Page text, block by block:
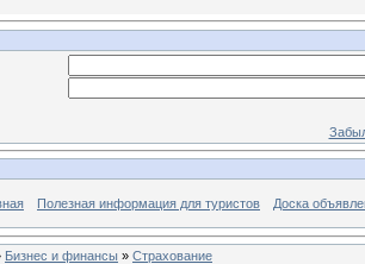
Полезная информация для туристов Доска
Бизнес и финансы » Страхование